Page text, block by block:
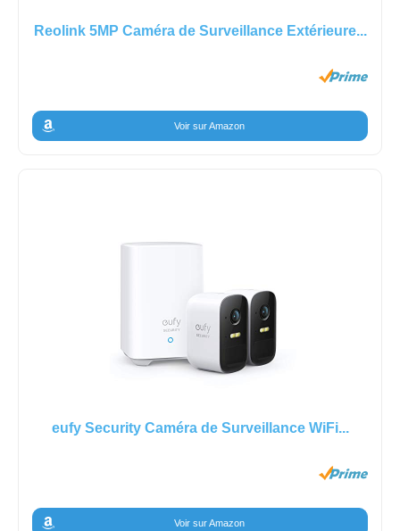
Reolink 5MP Caméra de Surveillance Extérieure...
Voir sur Amazon
eufy Security Caméra de Surveillance WiFi...
Voir sur Amazon